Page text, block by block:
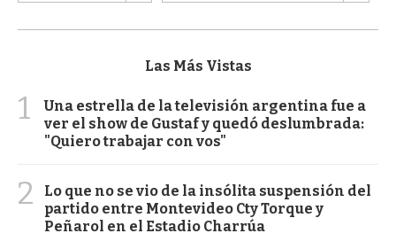
Las Más Vistas
1
Una estrella de la televisión argentina fue a
ver el show de Gustaf y quedó deslumbrada:
"Quiero trabajar con vos"
2
Lo que no se vio de la insólita suspensión del
partido entre Montevideo Cty Torque y
Peñarol en el Estadio Charrúa